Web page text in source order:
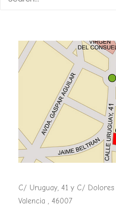
C/ Uruguay, 41 y C/ Dolores
Valencia , 46007